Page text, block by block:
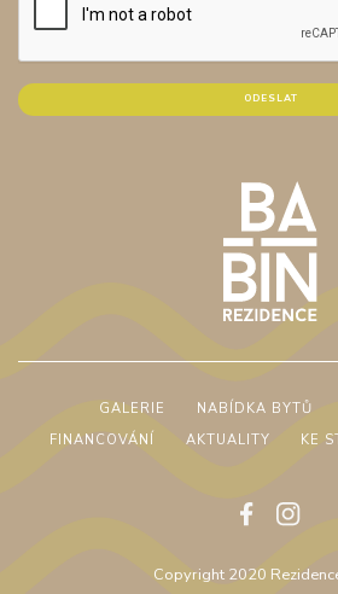
GALERIE NABÍDKA BYTŮ
FINANCOVÁNÍ
AKTUALITY KE
Copyright 2020